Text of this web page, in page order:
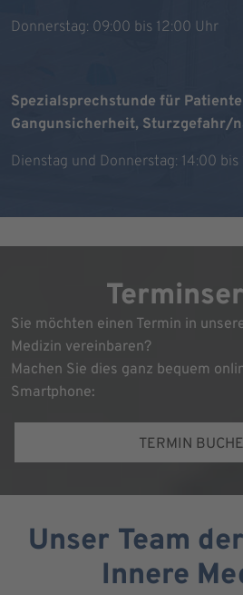
Donnerstag: 09:00 bis 12:00 Uhr
Spezialsprechstunde für
Gangunsicherheit, Sturzgefahr/
Dienstag und Donnerstag: 14:00 bis
Sie möchten einen Termin in
Medizin vereinbaren?
Machen Sie dies ganz bequem
Smartphone:
TERMIN
Unser Team
Innere